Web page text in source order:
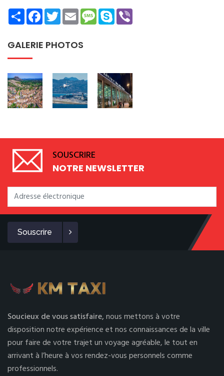
ShareFacebookTwitterEmailMessage
Skype
GALERIE PHOTOS
SOUSCRIRE
NOTRE NEWSLETTER
Souscrire
Soucieux de vous satisfaire,nous mettons à votre
disposition notre expérience et nos connaissances de la ville
pour faire de votre trajet un voyage agréable, le tout en
arrivant à l’heure à vos rendez-vous personnels comme
professionnels.